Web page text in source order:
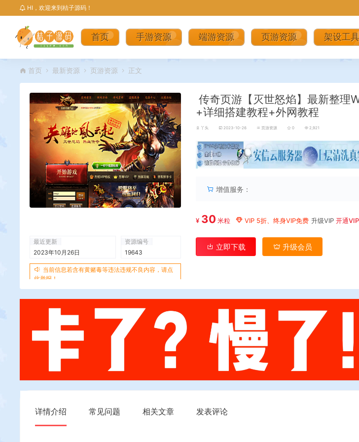
HI，欢迎来到桔子源码！
首页 手游资源 端游资源 页游资源 架设工
首页 最新资源 页游资源 正文
最近更新
2023年10月26日
资源编号
19643
当前信息若含有黄赌毒等违法违规不良内容，请点
此举报！
传奇页游【灭世怒焰】最新整理
+详细搭建教程+外网教程
丫头 2023-10-26 页游资源 0 2,921
丨
增值服务：
¥ 30 米粒 VIP 5折、终身VIP免费 升级VIP 开通
立即下载 升级会员
详情介绍 常见问题 相关文章 发表评论